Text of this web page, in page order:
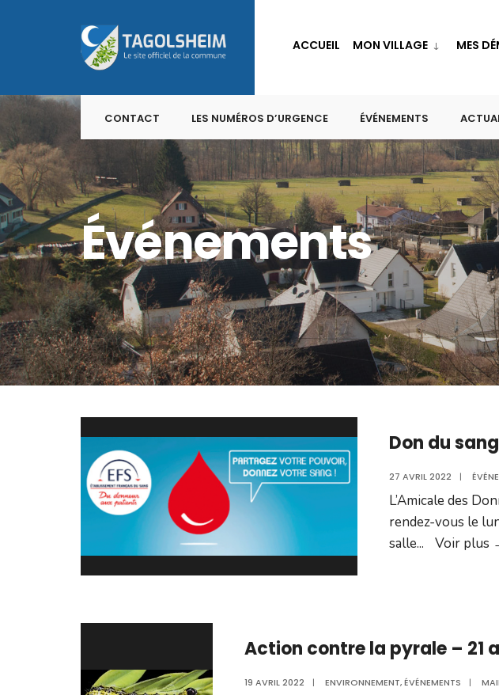
to
content
ACCUEIL MON VILLAGE MES
CONTACT LES NUMÉROS D’URGENCE ÉVÉNEMENTS
Événements
Don du sang
27 AVRIL 2022 |
L’Amicale des
rendez-vous le
salle... Voir plus
Action contre la pyrale – 21
19 AVRIL 2022 | ENVIRONNEMENT,ÉVÉNEMENTS |